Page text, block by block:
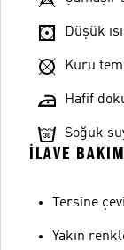
Düşük
Kuru
Hafif
Soğuk
İLAVE
Tersine
Yakın